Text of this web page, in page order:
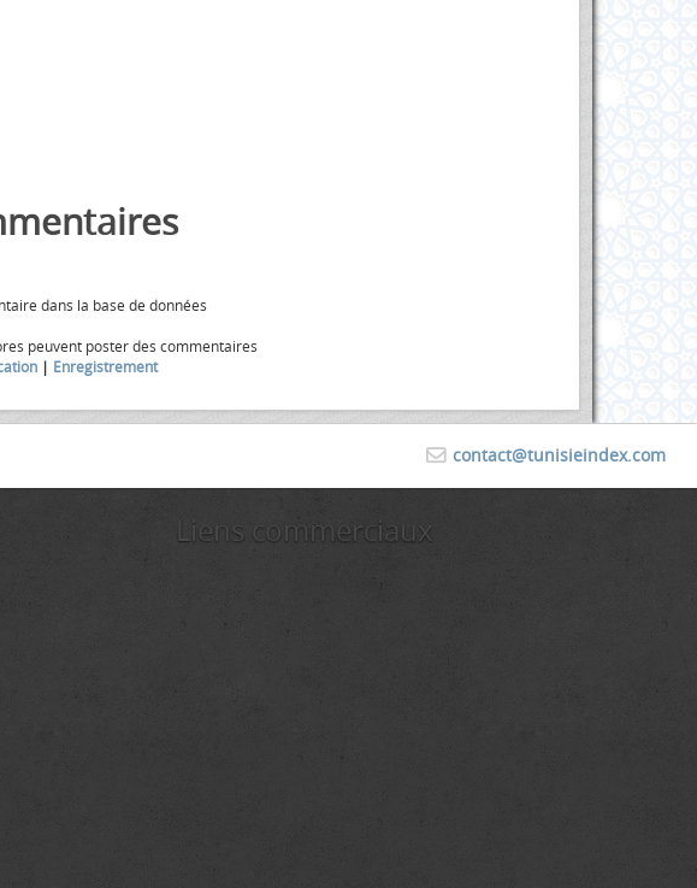
dans la base de données
peuvent poster des commentaires
| Enregistrement
contact@tunisieindex.com
Liens commerciaux